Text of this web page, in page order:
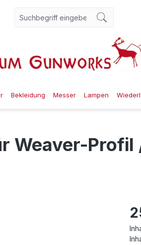
Bekleidung Messer Lampen
Weaver-Profil